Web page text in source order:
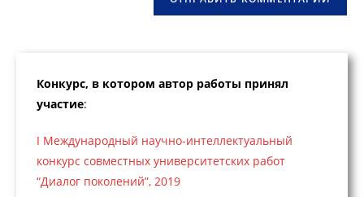
Конкурс, в котором автор работы принял
участие:
I Международный научно-интеллектуальный
конкурс совместных университетских работ
“Диалог поколений”, 2019